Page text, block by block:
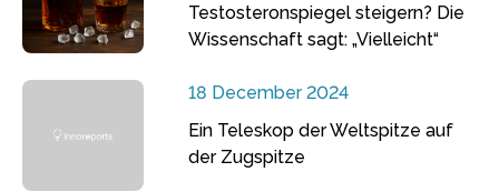
Testosteronspiegel steigern? Die
Wissenschaft sagt: „Vielleicht“
18 December 2024
Ein Teleskop der Weltspitze auf
der Zugspitze